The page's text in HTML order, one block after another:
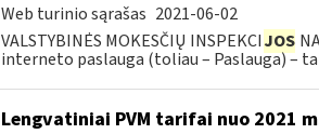
Web turinio sąrašas 2021-06-02
VALSTYBINĖS MOKESČIŲ INSPEKCIJOS
interneto paslauga (toliau – Paslauga) –
Lengvatiniai PVM tarifai nuo 2021